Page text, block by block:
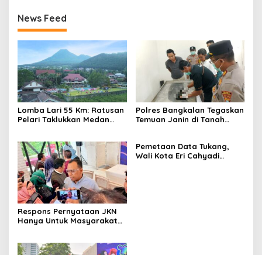
News Feed
Lomba Lari 55 Km: Ratusan
Pelari Taklukkan Medan
Polres Bangkalan Tegaskan
Temuan Janin di Tanah
Respons Pernyataan JKN
Hanya Untuk Masyarakat
Konstitusi
Pemetaan Data Tukang,
Wali Kota Eri Cahyadi